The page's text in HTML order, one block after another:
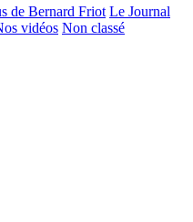
de Bernard Friot Le Journal
vidéos Non classé